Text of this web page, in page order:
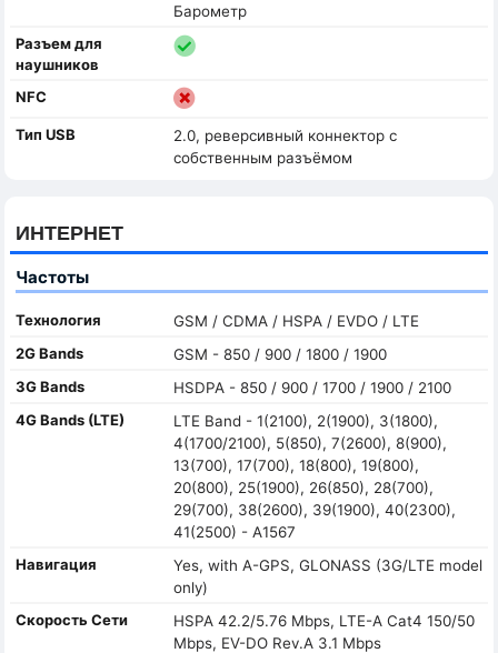
Барометр
Разъем для
наушников
NFC
Тип USB
2.0, реверсивный коннектор с
собственным разъёмом
ИНТЕРНЕТ
Частоты
Технология
GSM / CDMA / HSPA / EVDO / LTE
2G Bands
GSM - 850 / 900 / 1800 / 1900
3G Bands
HSDPA - 850 / 900 / 1700 / 1900 / 2100
4G Bands (LTE)
LTE Band - 1(2100), 2(1900), 3(1800),
4(1700/2100), 5(850), 7(2600), 8(900),
13(700), 17(700), 18(800), 19(800),
20(800), 25(1900), 26(850), 28(700),
29(700), 38(2600), 39(1900), 40(2300),
41(2500) - A1567
Навигация
Yes, with A-GPS, GLONASS (3G/LTE model
only)
Скорость Сети
HSPA 42.2/5.76 Mbps, LTE-A Cat4 150/50
Mbps, EV-DO Rev.A 3.1 Mbps